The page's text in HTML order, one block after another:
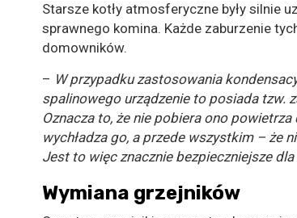
Starsze kotły atmosferyczne były silnie
sprawnego komina. Każde zaburzenie
domowników.
– W przypadku zastosowania
spalinowego urządzenie to posiada tzw.
Oznacza to, że nie pobiera ono
wychładza go, a przede wszystkim – że
Jest to więc znacznie bezpieczniejsze
Wymiana grzejników